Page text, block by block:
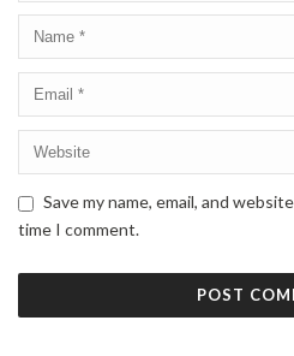
Save my name, email, and
time I comment.